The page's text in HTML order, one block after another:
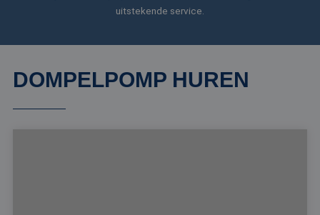
uitstekende service.
DOMPELPOMP HUREN